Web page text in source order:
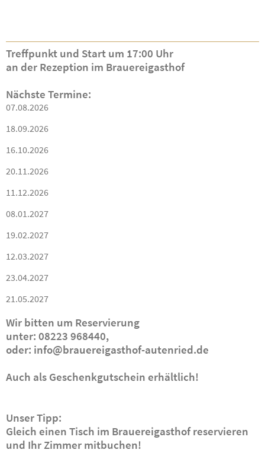
Treffpunkt und Start um 17:00 Uhr
an der Rezeption im Brauereigasthof
Nächste Termine:
07.08.2026
18.09.2026
16.10.2026
20.11.2026
11.12.2026
08.01.2027
19.02.2027
12.03.2027
23.04.2027
21.05.2027
Wir bitten um Reservierung
unter: 08223 968440,
oder: info@brauereigasthof-autenried.de
Auch als Geschenkgutschein erhältlich!
Unser Tipp:
Gleich einen Tisch im Brauereigasthof reservieren
und Ihr Zimmer mitbuchen!